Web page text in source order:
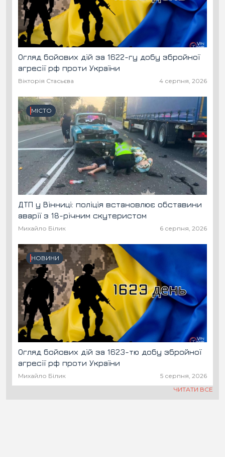
Огляд бойових дій за 1622-гу добу збройної
агресії рф проти України
Вікторія Стасьєва 4 серпня, 2026
МІСТО
ДТП у Вінниці: поліція встановлює обставини
аварії з 18-річним скутеристом
Михайло Білик 6 серпня, 2026
НОВИНИ
Огляд бойових дій за 1623-тю добу збройної
агресії рф проти України
Михайло Білик
5 серпня, 2026
ЧИТАТИ ВСЕ